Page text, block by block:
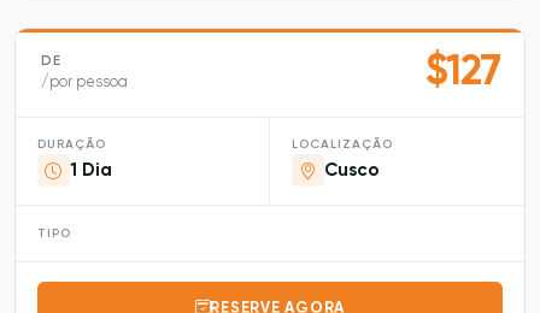
DE $127
/por pessoa
1 Dia
DURAÇÃO
TIPO
Cusco
LOCALIZAÇÃO
RESERVE AGORA